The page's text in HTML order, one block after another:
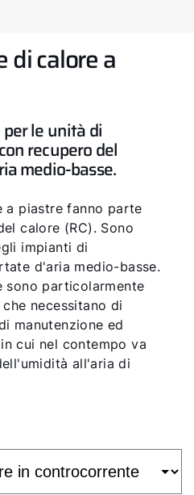
di calore a
le unità di
recupero del
medio-basse.
a piastre fanno parte
calore (RC). Sono
impianti di
d'aria medio-basse.
sono particolarmente
necessitano di
manutenzione ed
cui nel contempo va
all'aria di